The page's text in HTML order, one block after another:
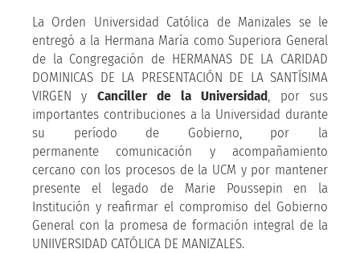
La Orden Universidad Católica de Manizales se le
entregó a la Hermana María como Superiora General
de la Congregación de HERMANAS DE LA CARIDAD
DOMINICAS DE LA PRESENTACIÓN DE LA SANTÍSIMA
VIRGEN y Canciller de la Universidad, por sus
importantes contribuciones a la Universidad durante
su período de Gobierno, por la
permanente comunicación y acompañamiento
cercano con los procesos de la UCM y por mantener
presente el legado de Marie Poussepin en la
Institución y reafirmar el compromiso del Gobierno
General con la promesa de formación integral de la
UNIIVERSIDAD CATÓLICA DE MANIZALES.